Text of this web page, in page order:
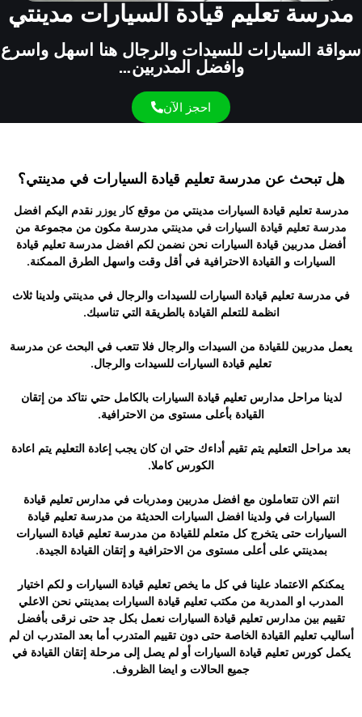
مدرسة تعليم قيادة السيارات مدينتي
سواقة السيارات للسيدات والرجال هنا اسهل واسرع
وافضل المدربين…
احجز الآن
هل تبحث عن مدرسة تعليم قيادة السيارات في مدينتي؟
مدرسة تعليم قيادة السيارات مدينتي من موقعكار يوزر نقدم اليكم افضل
مدرسة تعليم قيادة السيارات في مدينتي مدرسة مكون من مجموعة من
أفضل مدربين قيادة السيارات نحن نضمن لكم افضل مدرسة تعليم قيادة
السيارات و القيادة الاحترافية في أقل وقت واسهل الطرق الممكنة.
في مدرسة تعليم قيادة السيارات للسيدات والرجال في مدينتي ولدينا ثلاث
انظمة للتعلم القيادة بالطريقة التي تناسبك.
يعمل مدربين للقيادة من السيدات والرجال فلا تتعب في البحث عن مدرسة
تعليم قيادة السيارات للسيدات والرجال.
لدينا مراحل مدارس تعليم قيادة السيارات بالكامل حتي نتاكد من إتقان
القيادة بأعلى مستوى من الاحترافية.
بعد مراحل التعليم يتم تقيم أداءك حتي ان كان يجب إعادة التعليم يتم اعادة
الكورس كاملا.
انتم الان تتعاملون مع افضل مدربين ومدربات في مدارس تعليم قيادة
السيارات في ولدينا افضل السيارات الحديثة من مدرسة تعليم قيادة
السيارات حتى يتخرج كل متعلم للقيادة من مدرسة تعليم قيادة السيارات
بمدينتي على أعلى مستوى من الاحترافية و إتقان القيادة الجيدة.
يمكنكم الاعتماد علينا في كل ما يخص تعليم قيادة السيارات و لكم اختيار
المدرب او المدربة من مكتب تعليم قيادة السيارات بمدينتي نحن الاعلي
تقييم بين مدارس تعليم قيادة السيارات نعمل بكل جد حتى نرقى بأفضل
أساليب تعليم القيادة الخاصة حتى دون تقييم المتدرب أما بعد المتدرب ان لم
يكمل كورس تعليم قيادة السيارات أو لم يصل إلى مرحلة إتقان القيادة في
جميع الحالات و ايضا الظروف.